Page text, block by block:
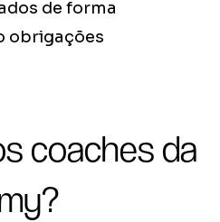
de forma
obrigações
coaches da